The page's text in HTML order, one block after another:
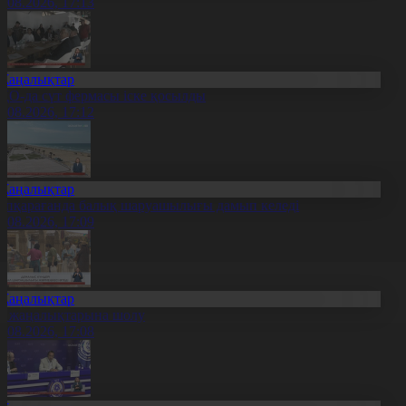
да сүт фермасы іске қосылды
17:12
балық шаруашылығы дамып келеді
17:09
жаңалықтарына шолу
17:08